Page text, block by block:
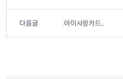
다음글 아이사랑카드..